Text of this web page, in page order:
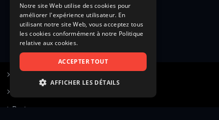
Poster une annonce
Notre site Web utilise des cookies pour
améliorer l'expérience utilisateur. En
utilisant notre site Web, vous acceptez tous
les cookies conformément à notre Politique
relative aux cookies.
ACCEPTER TOUT
AFFICHER LES DÉTAILS